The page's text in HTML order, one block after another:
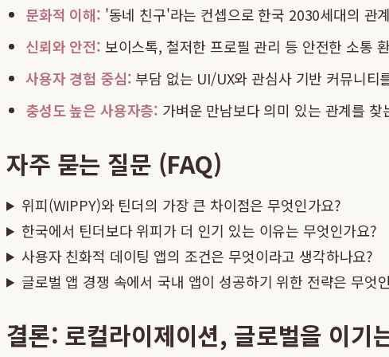
문화적 이해: '동네 친구'라는 컨셉으로 한국 2030세대의 관
신뢰와 안전: 보이스톡, 철저한 프로필 관리 등 안전한 소통
사용자 경험 중심: 부담 없는 UI/UX와 관심사 기반 커뮤니티
충성도 높은 사용자층: 가벼운 만남보다 의미 있는 관계를
자주 묻는 질문 (FAQ)
위피(WIPPY)와 틴더의 가장 큰 차이점은 무엇인가요?
한국에서 틴더보다 위피가 더 인기 있는 이유는 무엇인가요?
사용자 친화적 데이팅 앱의 조건은 무엇이라고 생각하나요?
글로벌 앱 경쟁 속에서 국내 앱이 성공하기 위한 전략은 무엇
결론: 로컬라이제이션, 글로벌을 이기